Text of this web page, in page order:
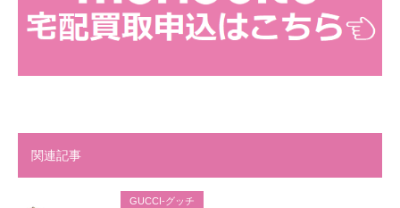
関連記事
GUCCI-グッチ